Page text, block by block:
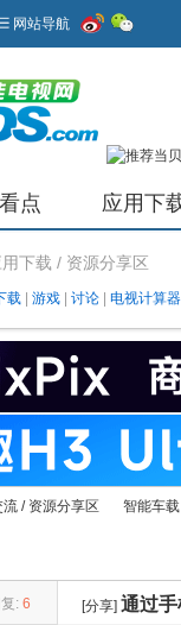
网站导航
看点 应用下
下载 / 资源分享区
载 游戏 讨论 电视计算器
/ 资源分享区
›
智能车载
: 6 [分享] 通过